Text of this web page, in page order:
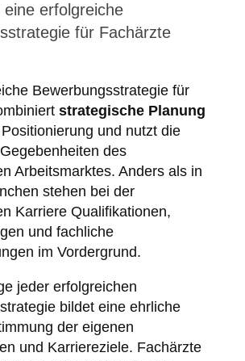
erfolgreiche
für Fachärzte
Bewerbungsstrategie für
strategische Planung
und nutzt die
des
Arbeitsmarktes. Anders als in
stehen bei der
Karriere Qualifikationen,
und fachliche
im Vordergrund.
jeder erfolgreichen
bildet eine ehrliche
der eigenen
und Karriereziele. Fachärzte